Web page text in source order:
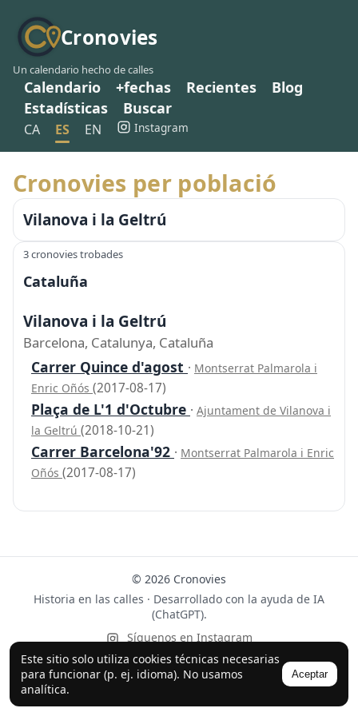
Cronovies
Un calendario hecho de calles
Calendario +fechas Recientes
Blog
Estadísticas
Buscar
CA ES EN Instagram
Este sitio solo utiliza cookies técnicas necesarias
para funcionar (p. ej. idioma). No usamos
analítica.
Aceptar
Cronovies per població
Vilanova i la Geltrú
3 cronovies trobades
Cataluña
Vilanova i la Geltrú
Barcelona, Catalunya, Cataluña
Carrer Quince d'agost · Montserrat Palmarola i
Enric Oñós (2017-08-17)
Plaça de L'1 d'Octubre · Ajuntament de Vilanova i
la Geltrú (2018-10-21)
Carrer Barcelona'92 · Montserrat Palmarola i Enric
Oñós (2017-08-17)
© 2026 Cronovies
Historia en las calles · Desarrollado con la ayuda de IA
(ChatGPT).
Síguenos en Instagram